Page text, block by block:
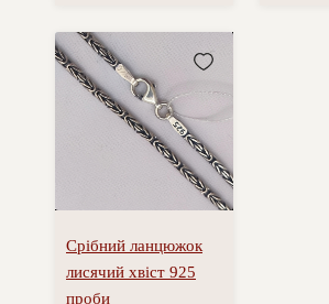
Срібний ланцюжок
лисячий хвіст 925
проби